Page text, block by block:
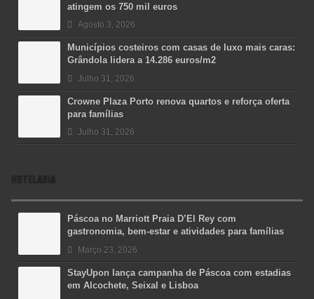
atingem os 750 mil euros
Agosto 3, 2026
Municípios costeiros com casas de luxo mais caras:
Grândola lidera a 14.286 euros/m2
Julho 31, 2026
Crowne Plaza Porto renova quartos e reforça oferta
para famílias
Julho 31, 2026
HOTELARIA
Páscoa no Marriott Praia D’El Rey com
gastronomia, bem-estar e atividades para famílias
Março 23, 2026
StayUpon lança campanha de Páscoa com estadias
em Alcochete, Seixal e Lisboa